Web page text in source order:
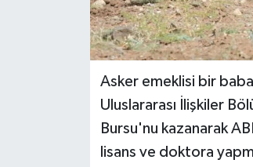
Asker emeklisi bir
Uluslararası İlişkiler
Bursu'nu kazanarak
lisans ve doktora